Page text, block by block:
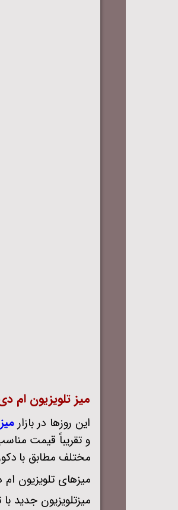
میز تلویزیون ام
این روزها در بازار
و تقریباً قیمت
مختلف مطابق با
میزهای تلویزیون
میزتلویزیون